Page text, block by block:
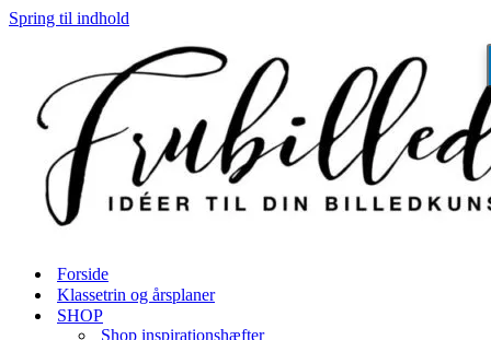
Spring til indhold
Forside
Klassetrin og årsplaner
SHOP
Shop inspirationshæfter